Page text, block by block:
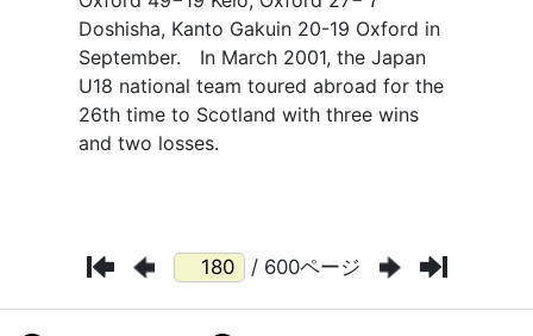
/ 600ページ